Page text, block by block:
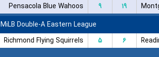
Pensacola Blue Wahoos
۹ ۱۹
MiLB Double-A Eastern League
Richmond Flying Squirrels
۵ ۶